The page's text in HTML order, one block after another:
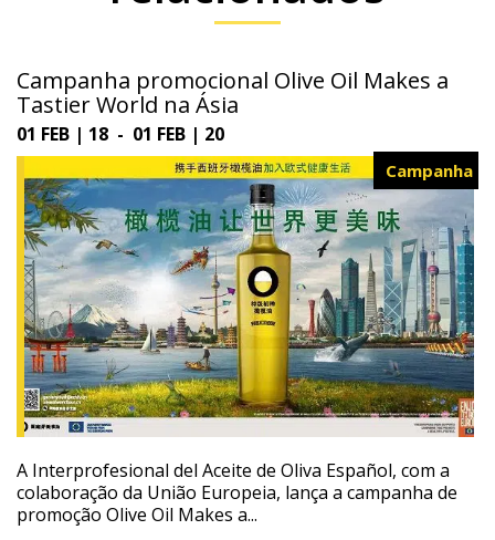
Campanha promocional Olive Oil Makes a
Tastier World na Ásia
01 FEB | 18 - 01 FEB | 20
Campanha
A Interprofesional del Aceite de Oliva Español, com a
colaboração da União Europeia, lança a campanha de
promoção Olive Oil Makes a...